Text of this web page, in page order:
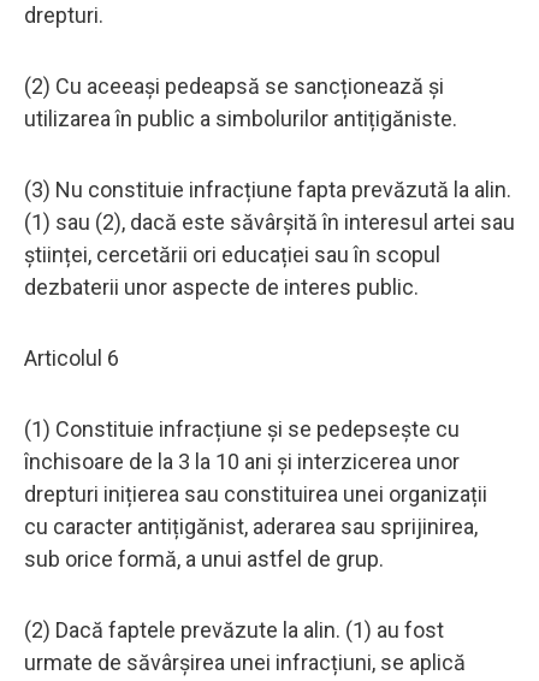
drepturi.
(2) Cu aceeași pedeapsă se sancționează și
utilizarea în public a simbolurilor antițigăniste.
(3) Nu constituie infracțiune fapta prevăzută la alin.
(1) sau (2), dacă este săvârșită în interesul artei sau
științei, cercetării ori educației sau în scopul
dezbaterii unor aspecte de interes public.
Articolul 6
(1) Constituie infracțiune și se pedepsește cu
închisoare de la 3 la 10 ani și interzicerea unor
drepturi inițierea sau constituirea unei organizații
cu caracter antițigănist, aderarea sau sprijinirea,
sub orice formă, a unui astfel de grup.
(2) Dacă faptele prevăzute la alin. (1) au fost
urmate de săvârșirea unei infracțiuni, se aplică